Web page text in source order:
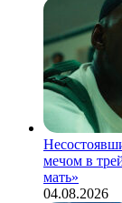
мечом в
мать»
04.08.2026